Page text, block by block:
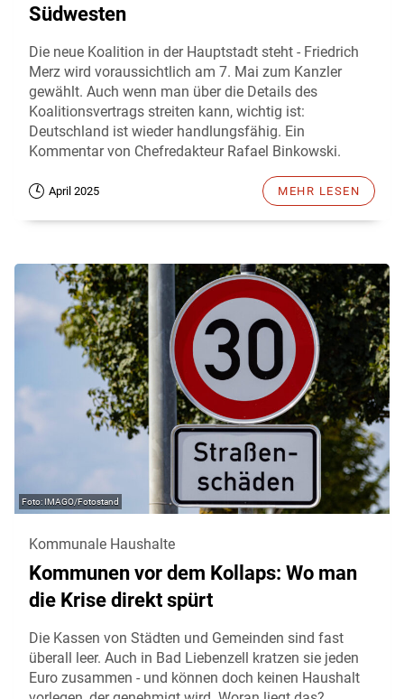
Südwesten
Die neue Koalition in der Hauptstadt steht - Friedrich
Merz wird voraussichtlich am 7. Mai zum Kanzler
gewählt. Auch wenn man über die Details des
Koalitionsvertrags streiten kann, wichtig ist:
Deutschland ist wieder handlungsfähig. Ein
Kommentar von Chefredakteur Rafael Binkowski.
April 2025 MEHR LESEN
IMAGO/Fotostand
Kommunale Haushalte
Kommunen vor dem Kollaps: Wo man
die Krise direkt spürt
Die Kassen von Städten und Gemeinden sind fast
überall leer. Auch in Bad Liebenzell kratzen sie jeden
Euro zusammen - und können doch keinen Haushalt